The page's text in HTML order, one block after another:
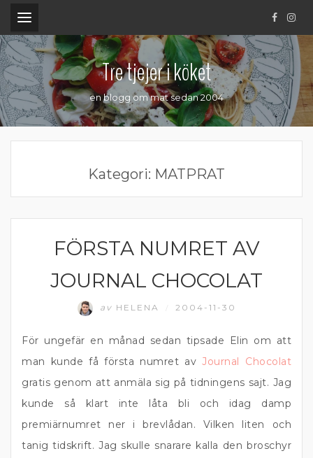
.
Tre tjejer i köket
en blogg om mat sedan 2004
Kategori: MATPRAT
MATPRATFÖRSTA NUMRET AV
JOURNAL CHOCOLAT
av HELENA 2004-11-30
För ungefär en månad sedan tipsade Elin om att
man kunde få första numret avJournal Chocolat
gratis genom att anmäla sig på tidningens sajt. Jag
kunde så klart inte låta bli och idag damp
premiärnumret ner i brevlådan. Vilken liten och
tanig tidskrift. Jag skulle snarare kalla den broschyr